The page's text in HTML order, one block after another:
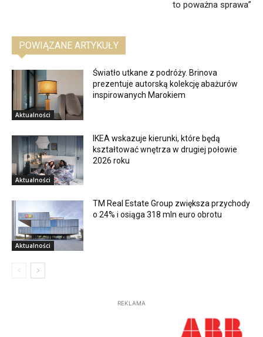
to poważna sprawa”
POWIĄZANE ARTYKUŁY
Aktualności
Światło utkane z podróży. Brinova
prezentuje autorską kolekcję abażurów
inspirowanych Marokiem
Aktualności
IKEA wskazuje kierunki, które będą
kształtować wnętrza w drugiej połowie
2026 roku
Aktualności
TM Real Estate Group zwiększa przychody
o 24% i osiąga 318 mln euro obrotu
REKLAMA